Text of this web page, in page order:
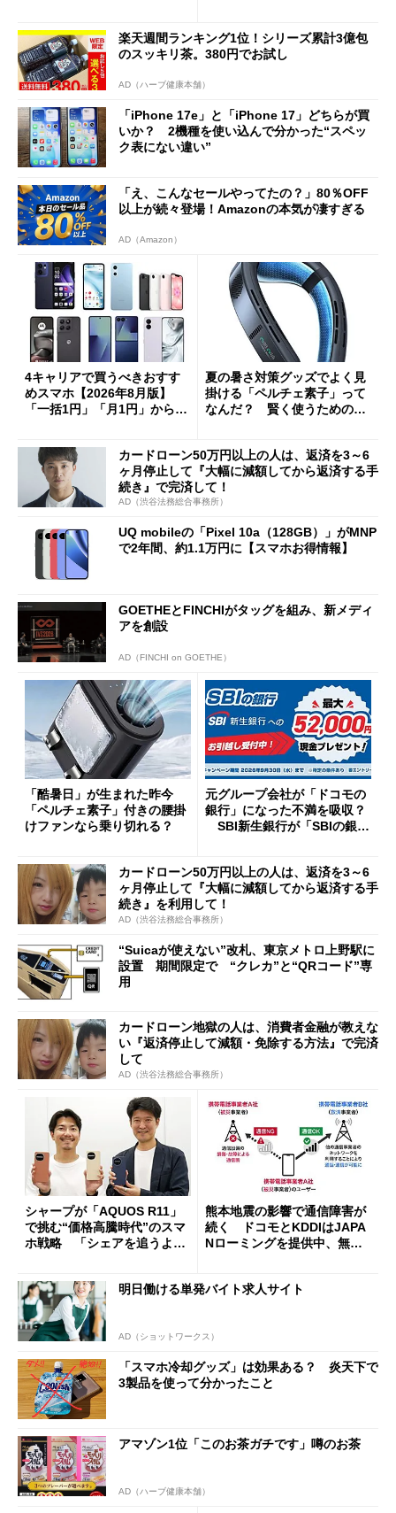
楽天週間ランキング1位！シリーズ累計3億包
のスッキリ茶。380円でお試し
AD（ハーブ健康本舗）
「iPhone 17e」と「iPhone 17」どちらが買
いか？ 2機種を使い込んで分かった“スペッ
ク表にない違い”
「え、こんなセールやってたの？」80％OFF
以上が続々登場！Amazonの本気が凄すぎる
AD（Amazon）
4キャリアで買うべきおすす
めスマホ【2026年8月版】
「一括1円」「月1円」からお
夏の暑さ対策グッズでよく見
掛ける「ペルチェ素子」って
なんだ？ 賢く使うための注
カードローン50万円以上の人は、返済を3～6
ヶ月停止して『大幅に減額してから返済する手
続き』で完済して！
AD（渋谷法務総合事務所）
UQ mobileの「Pixel 10a（128GB）」がMNP
で2年間、約1.1万円に【スマホお得情報】
GOETHEとFINCHIがタッグを組み、新メディ
アを創設
AD（FINCHI on GOETHE）
「酷暑日」が生まれた昨今
「ペルチェ素子」付きの腰掛
けファンなら乗り切れる？
元グループ会社が「ドコモの
銀行」になった不満を吸収？
SBI新生銀行が「SBIの銀
開催
カードローン50万円以上の人は、返済を3～6
ヶ月停止して『大幅に減額してから返済する手
続き』を利用して！
AD（渋谷法務総合事務所）
“Suicaが使えない”改札、東京メトロ上野駅に
設置 期間限定で “クレカ”と“QRコード”専
用
カードローン地獄の人は、消費者金融が教えな
い『返済停止して減額・免除する方法』で完済
して
AD（渋谷法務総合事務所）
シャープが「AQUOS R11」
で挑む“価格高騰時代”のスマ
ホ戦略 「シェアを追うより
熊本地震の影響で通信障害が
続く ドコモとKDDIはJAPA
Nローミングを提供中、無料
明日働ける単発バイト求人サイト
AD（ショットワークス）
「スマホ冷却グッズ」は効果ある？ 炎天下で
3製品を使って分かったこと
アマゾン1位「このお茶ガチです」噂のお茶
AD（ハーブ健康本舗）